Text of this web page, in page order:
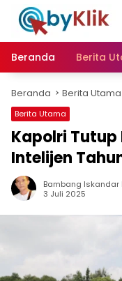
Langsung
konten
Beranda
Berita
Beranda Berita Utama
Berita Utama
Kapolri Tutup
Intelijen
Bambang Iskandar
3 Juli 2025